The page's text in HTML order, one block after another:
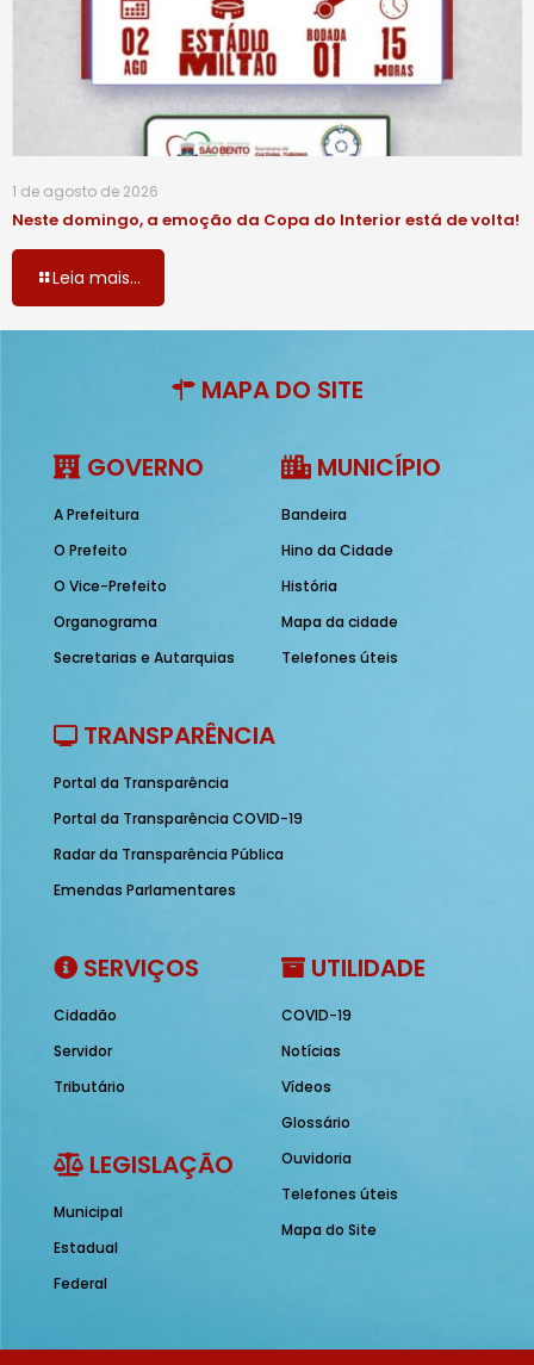
1 de agosto de 2026
Neste domingo, a emoção da Copa do Interior está de volta!
Leia mais...
MAPA DO SITE
GOVERNO
A Prefeitura
O Prefeito
O Vice-Prefeito
Organograma
Secretarias e Autarquias
MUNICÍPIO
Bandeira
Hino da Cidade
História
Mapa da cidade
Telefones úteis
TRANSPARÊNCIA
Portal da Transparência
Portal da Transparência COVID-19
Radar da Transparência Pública
Emendas Parlamentares
SERVIÇOS
Cidadão
Servidor
Tributário
LEGISLAÇÃO
Municipal
Estadual
Federal
UTILIDADE
COVID-19
Notícias
Vídeos
Glossário
Ouvidoria
Telefones úteis
Mapa do Site